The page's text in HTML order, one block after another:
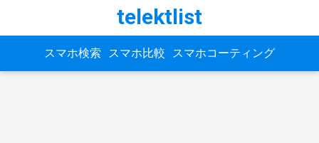
telektlist
スマホ検索 スマホ比較 スマホコーティング